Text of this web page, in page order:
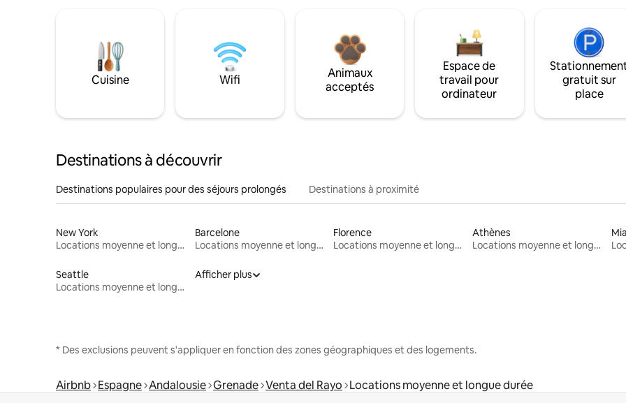
Cuisine Wifi
Animaux
acceptés
Espace de
travail pour
ordinateur
gratuit sur
place
Destinations à découvrir
Destinations populaires pour des séjours prolongés Destinations à proximité
New York
Locations moyenne et longue durée
Barcelone
Locations moyenne et longue durée
Florence
Locations moyenne et longue durée
Athènes
Locations moyenne et longue durée
Seattle
Locations moyenne et longue durée
Afficher plus
* Des exclusions peuvent s'appliquer en fonction des zones géographiques et des logements.
Airbnb Espagne Andalousie Grenade Venta del Rayo Locations moyenne et longue durée